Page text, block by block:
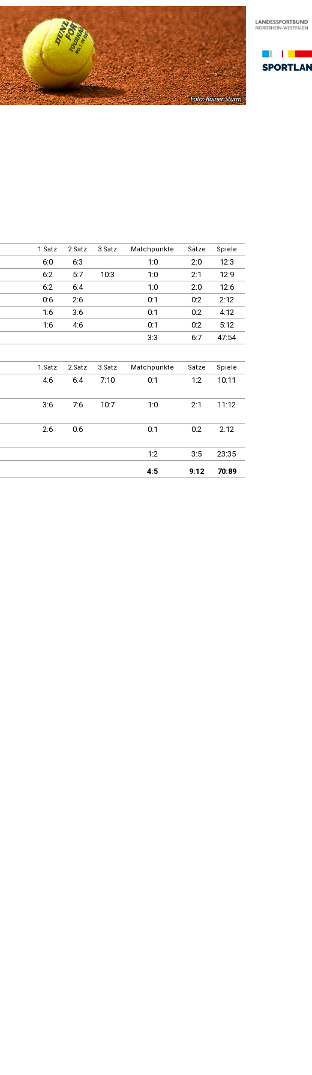
1.Satz 2.Satz 3.Satz Matchpunkte Sätze Spiele
6:0 6:3 1:0 2:0
12:3
6:2 5:7 10:3 1:0 2:1
12:9
6:2 6:4 1:0 2:0
12:6
0:6 2:6 0:1 0:2
2:12
1:6 3:6 0:1 0:2
4:12
1:6 4:6 0:1 0:2
5:12
3:3 6:7
47:54
1.Satz 2.Satz 3.Satz Matchpunkte Sätze Spiele
4:6 6:4 7:10 0:1 1:2 10:11
3:6 7:6 10:7 1:0 2:1 11:12
2:6 0:6 0:1 0:2 2:12
1:2 3:5
23:35
4:5 9:12 70:89